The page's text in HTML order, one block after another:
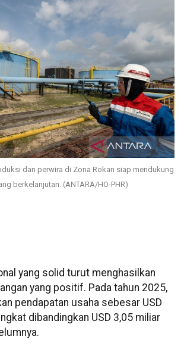
dan perwira di Zona Rokan siap mendukung
berkelanjutan. (ANTARA/HO-PHR)
yang solid turut menghasilkan
yang positif. Pada tahun 2025,
pendapatan usaha sebesar USD
dibandingkan USD 3,05 miliar